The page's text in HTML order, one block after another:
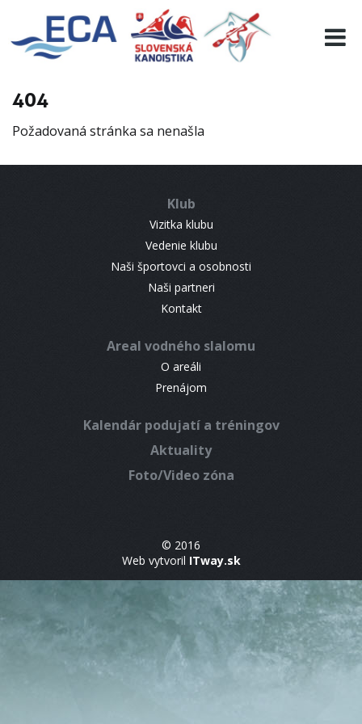
404
Požadovaná stránka sa nenašla
Klub
Vizitka klubu
Vedenie klubu
Naši športovci a osobnosti
Naši partneri
Kontakt
Areal vodného slalomu
O areáli
Prenájom
Kalendár podujatí a tréningov
Aktuality
Foto/Video zóna
© 2016
Web vytvoril ITway.sk
EURO 19
INFO
RESULTS
CONTACT